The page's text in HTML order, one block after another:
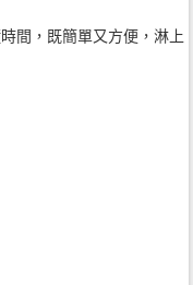
間，既簡單又方便，淋上